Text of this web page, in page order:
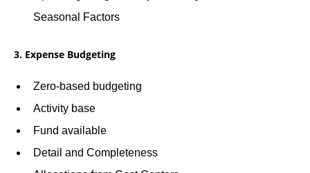
Seasonal Factors
3. Expense Budgeting
Zero-based budgeting
Activity base
Fund available
Detail and Completeness